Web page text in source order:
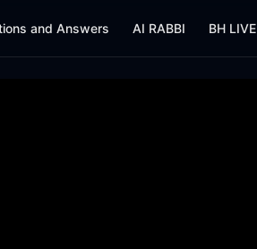
and Answers AI RABBI BH LIVE